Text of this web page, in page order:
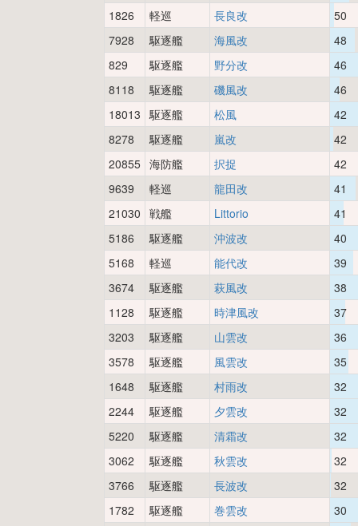
1826
軽巡 長良改
50
7928
駆逐艦 海風改
48
829
駆逐艦 野分改
46
8118
駆逐艦 磯風改
46
18013 駆逐艦 松風
42
8278
駆逐艦 嵐改
42
20855 海防艦 択捉
42
9639
軽巡 龍田改
41
21030 戦艦 Littorio
41
5186
駆逐艦 沖波改
40
5168
軽巡 能代改
39
3674
駆逐艦 萩風改
38
1128
駆逐艦 時津風改
37
3203
駆逐艦 山雲改
36
3578
駆逐艦 風雲改
35
1648
駆逐艦 村雨改
32
2244
駆逐艦 夕雲改
32
5220
駆逐艦 清霜改
32
3062
駆逐艦 秋雲改
32
3766
駆逐艦 長波改
32
1782
駆逐艦 巻雲改
30